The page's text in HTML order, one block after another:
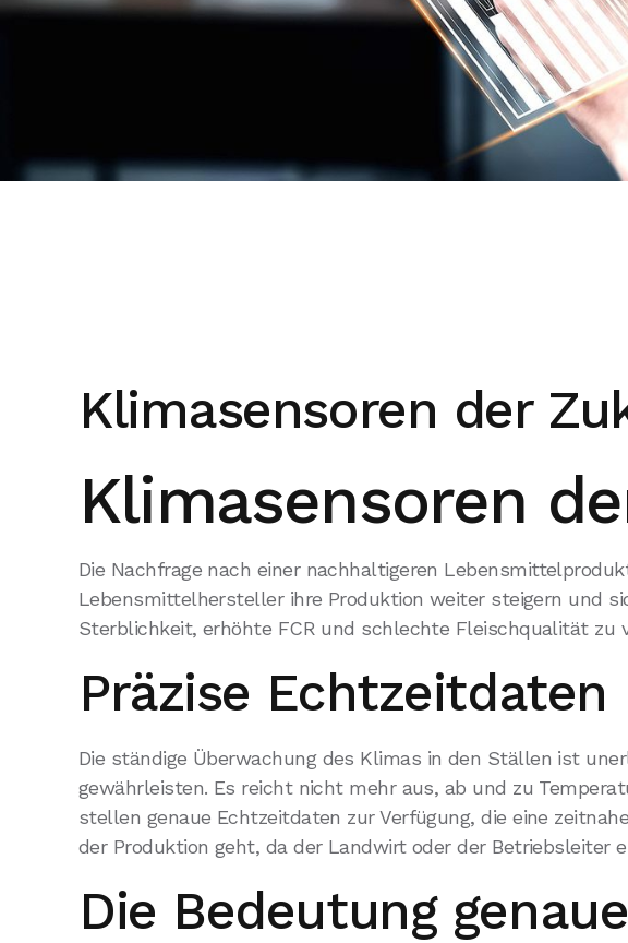
Klimasensoren der
Klimasensoren
Die Nachfrage nach einer nachhaltigeren
Lebensmittelhersteller ihre Produktion weiter steigern und
Sterblichkeit, erhöhte FCR und schlechte Fleischqualität zu
Präzise Echtzeitdaten
Die ständige Überwachung des Klimas in den Ställen ist
gewährleisten. Es reicht nicht mehr aus, ab und zu
stellen genaue Echtzeitdaten zur Verfügung, die eine
der Produktion geht, da der Landwirt oder der Betriebsleiter
Die Bedeutung